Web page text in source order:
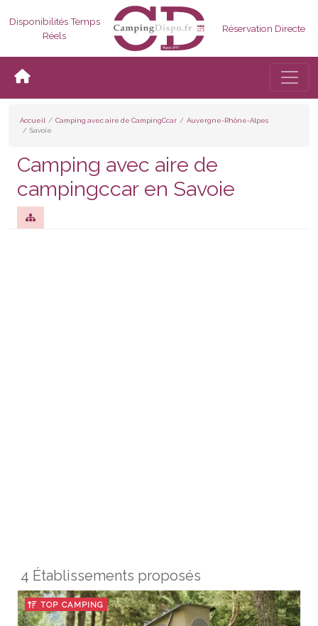
Disponibilités Temps
Réels
Réservation Directe
Accueil Camping avec aire de CampingCcar
Auvergne-Rhône-Alpes
Savoie
Camping avec aire de
campingccar en Savoie
4 Établissements proposés
TOP CAMPING